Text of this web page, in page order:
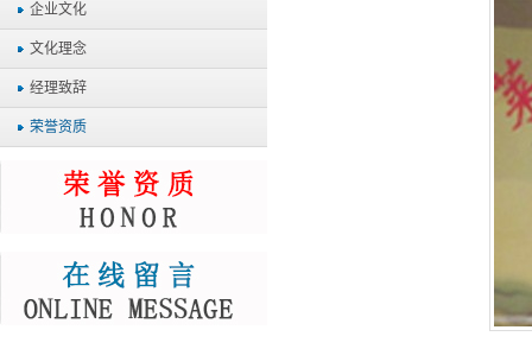
企业文化
文化理念
经理致辞
荣誉资质